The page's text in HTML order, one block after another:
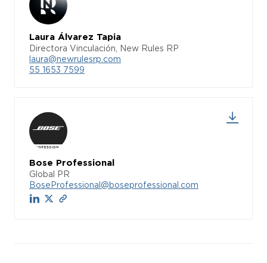
Laura Álvarez Tapia
Directora Vinculación, New Rules RP
laura@newrulesrp.com
55 1653 7599
Bose Professional
Global PR
BoseProfessional@boseprofessional.com